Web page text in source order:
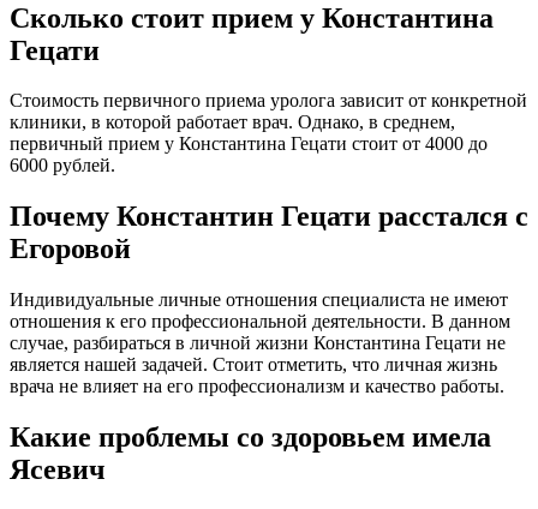
Сколько стоит прием у Константина
Гецати
Стоимость первичного приема уролога зависит от конкретной
клиники, в которой работает врач. Однако, в среднем,
первичный прием у Константина Гецати стоит от 4000 до
6000 рублей.
Почему Константин Гецати расстался с
Егоровой
Индивидуальные личные отношения специалиста не имеют
отношения к его профессиональной деятельности. В данном
случае, разбираться в личной жизни Константина Гецати не
является нашей задачей. Стоит отметить, что личная жизнь
врача не влияет на его профессионализм и качество работы.
Какие проблемы со здоровьем имела
Ясевич